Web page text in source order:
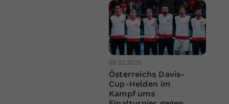
09.02.2026
Österreichs Davis-
Cup-Helden im
Kampf ums